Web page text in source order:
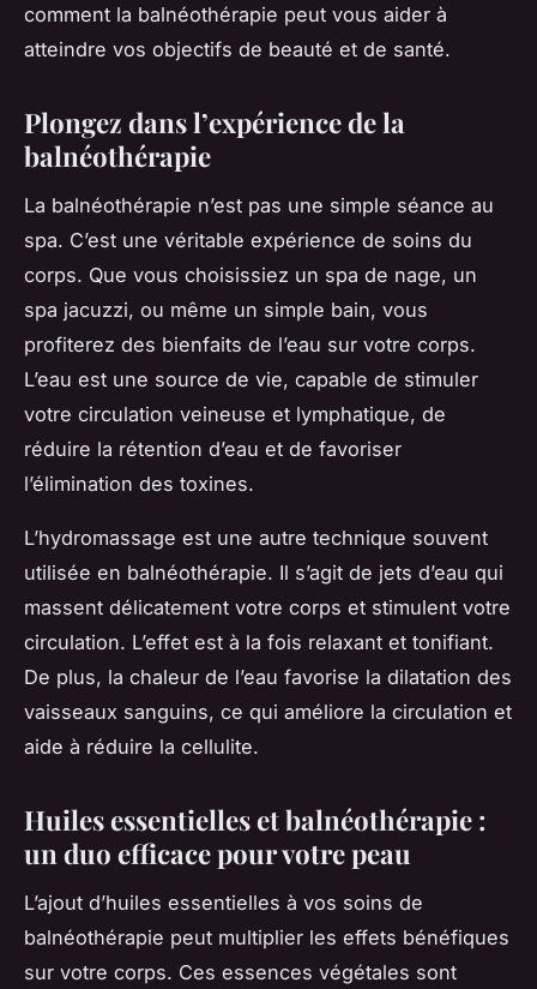
comment la balnéothérapie peut vous aider à
atteindre vos objectifs de beauté et de santé.
Plongez dans l’expérience de la
balnéothérapie
La balnéothérapie n’est pas une simple séance au
spa. C’est une véritable expérience de soins du
corps. Que vous choisissiez un spa de nage, un
spa jacuzzi, ou même un simple bain, vous
profiterez des bienfaits de l’eau sur votre corps.
L’eau est une source de vie, capable de stimuler
votre circulation veineuse et lymphatique, de
réduire la rétention d’eau et de favoriser
l’élimination des toxines.
L’hydromassage est une autre technique souvent
utilisée en balnéothérapie. Il s’agit de jets d’eau qui
massent délicatement votre corps et stimulent votre
circulation. L’effet est à la fois relaxant et tonifiant.
De plus, la chaleur de l’eau favorise la dilatation des
vaisseaux sanguins, ce qui améliore la circulation et
aide à réduire la cellulite.
Huiles essentielles et balnéothérapie :
un duo efficace pour votre peau
L’ajout d’huiles essentielles à vos soins de
balnéothérapie peut multiplier les effets bénéfiques
sur votre corps. Ces essences végétales sont